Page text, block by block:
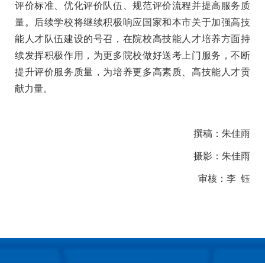
评价标准、优化评价队伍、规范评价流程并提高服务质
量。后续学校将继续积极响应国家和本市关于加强高技
能人才队伍建设的号召，在院校高技能人才培养方面持
续发挥积极作用，为更多院校做好送考上门服务，不断
提升评价服务质量，为培养更多高素质、高技能人才贡
献力量。
撰稿：朱佳雨
摄影：朱佳雨
审核：李 钰